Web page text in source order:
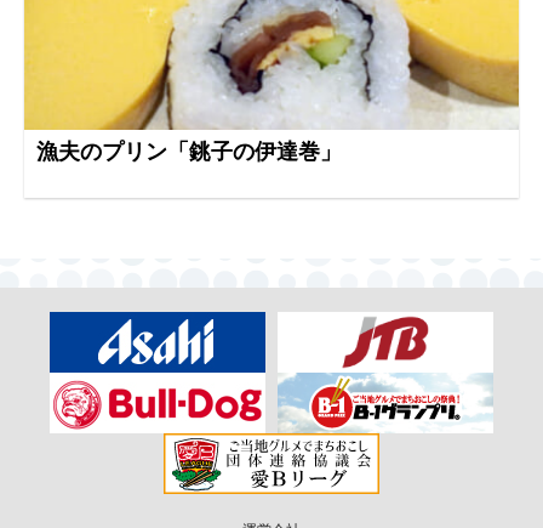
漁夫のプリン「銚子の伊達巻」